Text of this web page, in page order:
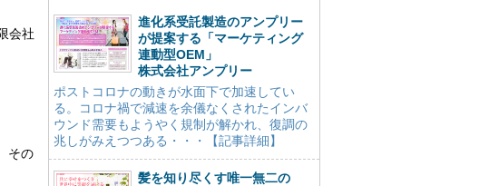
会社
その
進化系受託製造のアンプリー
が提案する「マーケティング
連動型OEM」
株式会社アンプリー
ポストコロナの動きが水面下で加速してい
る。コロナ禍で減速を余儀なくされたインバ
ウンド需要もようやく規制が解かれ、復調の
兆しがみえつつある・・・【記事詳細】
髪を知り尽くす唯一無二の